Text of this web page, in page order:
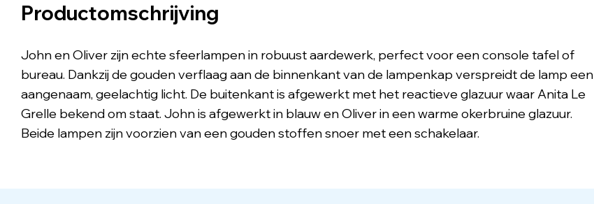
Productomschrijving
John en Oliver zijn echte sfeerlampen in robuust aardewerk, perfect voor een console tafel of
bureau. Dankzij de gouden verflaag aan de binnenkant van de lampenkap verspreidt de lamp een
aangenaam, geelachtig licht. De buitenkant is afgewerkt met het reactieve glazuur waar Anita Le
Grelle bekend om staat. John is afgewerkt in blauw en Oliver in een warme okerbruine glazuur.
Beide lampen zijn voorzien van een gouden stoffen snoer met een schakelaar.